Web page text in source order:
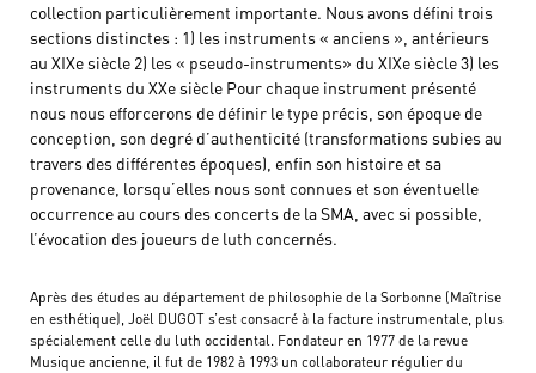
collection particulièrement importante. Nous avons défini trois
sections distinctes : 1) les instruments « anciens », antérieurs
au XIXe siècle 2) les « pseudo-instruments» du XIXe siècle 3) les
instruments du XXe siècle Pour chaque instrument présenté
nous nous efforcerons de définir le type précis, son époque de
conception, son degré d’authenticité (transformations subies au
travers des différentes époques), enfin son histoire et sa
provenance, lorsqu’elles nous sont connues et son éventuelle
occurrence au cours des concerts de la SMA, avec si possible,
l’évocation des joueurs de luth concernés.
Après des études au département de philosophie de la Sorbonne (Maîtrise
en esthétique), Joël DUGOT s’est consacré à la facture instrumentale, plus
spécialement celle du luth occidental. Fondateur en 1977 de la revue
Musique ancienne, il fut de 1982 à 1993 un collaborateur régulier du